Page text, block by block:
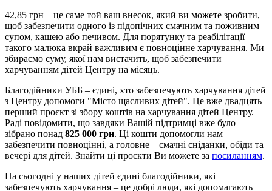
42,85 грн – це саме той ваш внесок, який ви можете зробити,
щоб забезпечити одного із підопічних смачним та поживним
супом, кашею або печивом. Для порятунку та реабілітації
такого малюка вкрай важливим є повноцінне харчування. Ми
збираємо суму, якої нам вистачить, щоб забезпечити
харчуванням дітей Центру на місяць.
Благодійники УББ – єдині, хто забезпечують харчування дітей
з Центру допомоги "Місто щасливих дітей". Це вже двадцять
перший проєкт зі збору коштів на харчування дітей Центру.
Раді повідомити, що завдяки Вашій підтримці вже було
зібрано понад 825 000 грн. Ці кошти допомогли нам
забезпечити повноцінні, а головне – смачні сніданки, обіди та
вечері для дітей. Знайти ці проєкти Ви можете за посиланням.
На сьогодні у наших дітей єдині благодійники, які
забезпечують харчування – це добрі люди, які допомагають